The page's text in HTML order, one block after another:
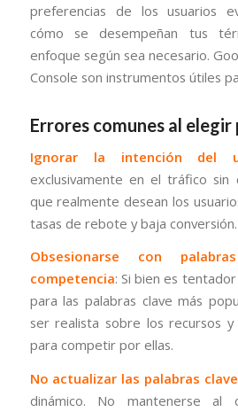
preferencias de los usuarios
cómo se desempeñan tus
enfoque según sea necesario.
Console son instrumentos útiles
Errores comunes al elegir
Ignorar la intención del
exclusivamente en el tráfico sin
que realmente desean los
tasas de rebote y baja conversión.
Obsesionarse con
competencia: Si bien es
para las palabras clave más
ser realista sobre los recursos
para competir por ellas.
No actualizar las palabras clave
dinámico. No mantenerse al